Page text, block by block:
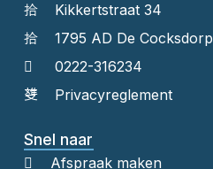
Kikkertstraat 34
1795 AD De Cocksdorp
0222-316234
Privacyreglement
Snel naar
Afspraak maken